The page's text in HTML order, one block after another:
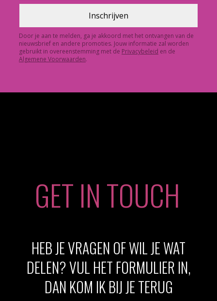
Door je aan te melden, ga je akkoord met het ontvangen van de
nieuwsbrief en andere promoties. Jouw informatie zal worden
gebruikt in overeenstemming met de Privacybeleid en de
Algemene Voorwaarden.
GET IN TOUCH
HEB JE VRAGEN OF WIL JE WAT
DELEN? VUL HET FORMULIER IN,
DAN KOM IK BIJ JE TERUG